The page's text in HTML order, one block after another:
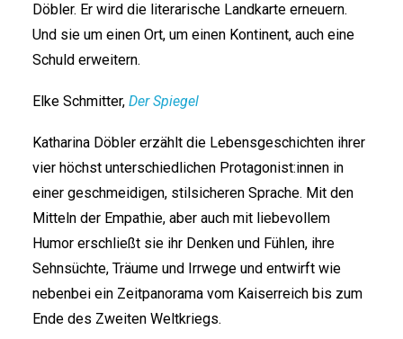
Döbler. Er wird die literarische Landkarte erneuern.
Und sie um einen Ort, um einen Kontinent, auch eine
Schuld erweitern.
Elke Schmitter, Der Spiegel
Katharina Döbler erzählt die Lebensgeschichten ihrer
vier höchst unterschiedlichen Prot­ago­nis­t:in­nen in
einer geschmeidigen, stilsicheren Sprache. Mit den
Mitteln der Empathie, aber auch mit liebevollem
Humor erschließt sie ihr Denken und Fühlen, ihre
Sehnsüchte, Träume und Irrwege und entwirft wie
nebenbei ein Zeitpanorama vom Kaiserreich bis zum
Ende des Zweiten Weltkriegs.